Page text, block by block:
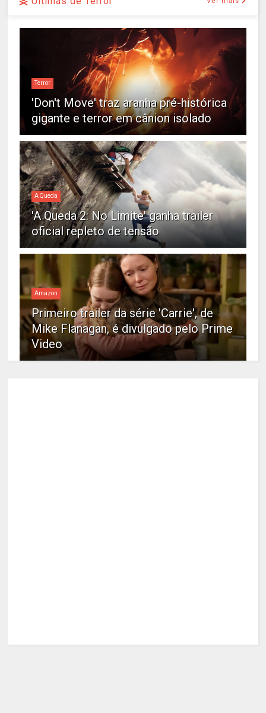
Terror
'Don't Move' traz aranha pré-histórica
gigante e terror em cânion isolado
A Queda
'A Queda 2: No Limite' ganha trailer
oficial repleto de tensão
Amazon
Primeiro trailer da série 'Carrie', de
Mike Flanagan, é divulgado pelo Prime
Video